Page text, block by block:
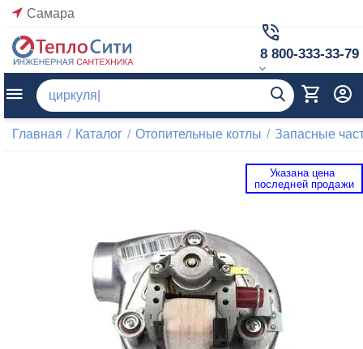
Самара
8 800-333-33-79
Главная / Каталог / Отопительные котлы / Запасные
Указана цена
последней продажи